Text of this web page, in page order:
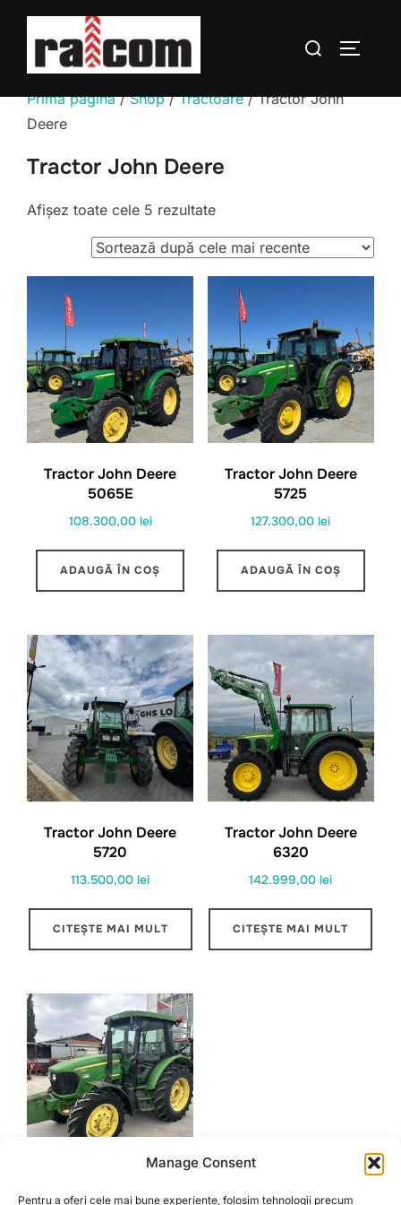
Manage Consent
Pentru a oferi cele mai bune experiențe, folosim tehnologii precum
conținut
Caută
Prima pagină/Shop/Tractoare/ Tractor John
Deere
Tractor John Deere
Afișez toate cele 5 rezultateSortat
după
cele
mai
recente
Tractor John Deere
5065E
108.300,00 lei
ADAUGĂ ÎN COȘ
Tractor John Deere
5725
127.300,00lei
ADAUGĂ ÎN COȘ
Tractor John Deere
5720
113.500,00lei
CITEȘTE MAI MULT
Tractor John Deere
6320
142.999,00lei
CITEȘTE MAI MULT
Tractor John Deere